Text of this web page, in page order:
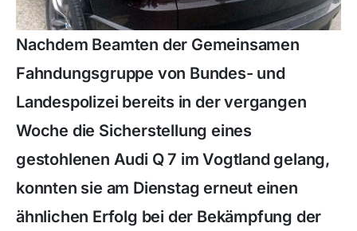
Nachdem Beamten der Gemeinsamen
Fahndungsgruppe von Bundes- und
Landespolizei bereits in der vergangen
Woche die Sicherstellung eines
gestohlenen Audi Q 7 im Vogtland gelang,
konnten sie am Dienstag erneut einen
ähnlichen Erfolg bei der Bekämpfung der